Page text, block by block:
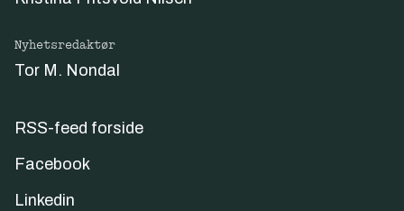
Nyhetsredaktør
Tor M. Nondal
RSS-feed forside
Facebook
Linkedin